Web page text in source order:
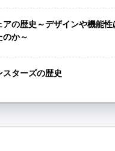
アの歴史～デザインや機能性
のか～
スターズの歴史